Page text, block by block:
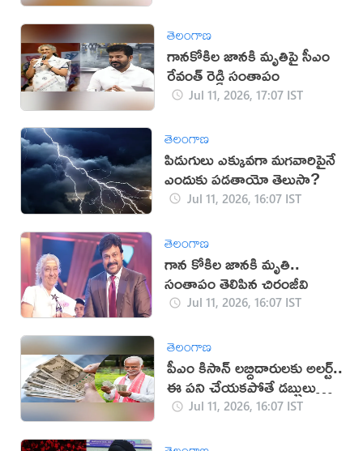
తెలంగాణ
గానకోకిల జానకి మృతిపై సీఎం
రేవంత్ రెడ్డి సంతాపం
Jul 11, 2026, 17:07 IST
తెలంగాణ
పిడుగులు ఎక్కువగా మగవారిపైనే
ఎందుకు పడతాయో తెలుసా?
Jul 11, 2026, 16:07 IST
తెలంగాణ
గాన కోకిల జానకి మృతి..
సంతాపం తెలిపిన చిరంజీవి
Jul 11, 2026, 16:07 IST
తెలంగాణ
పీఎం కిసాన్ లబ్దిదారులకు అలర్ట్..
ఈ పని చేయకపోతే డబ్బులు
కట్!Jul 11, 2026, 16:07 IST